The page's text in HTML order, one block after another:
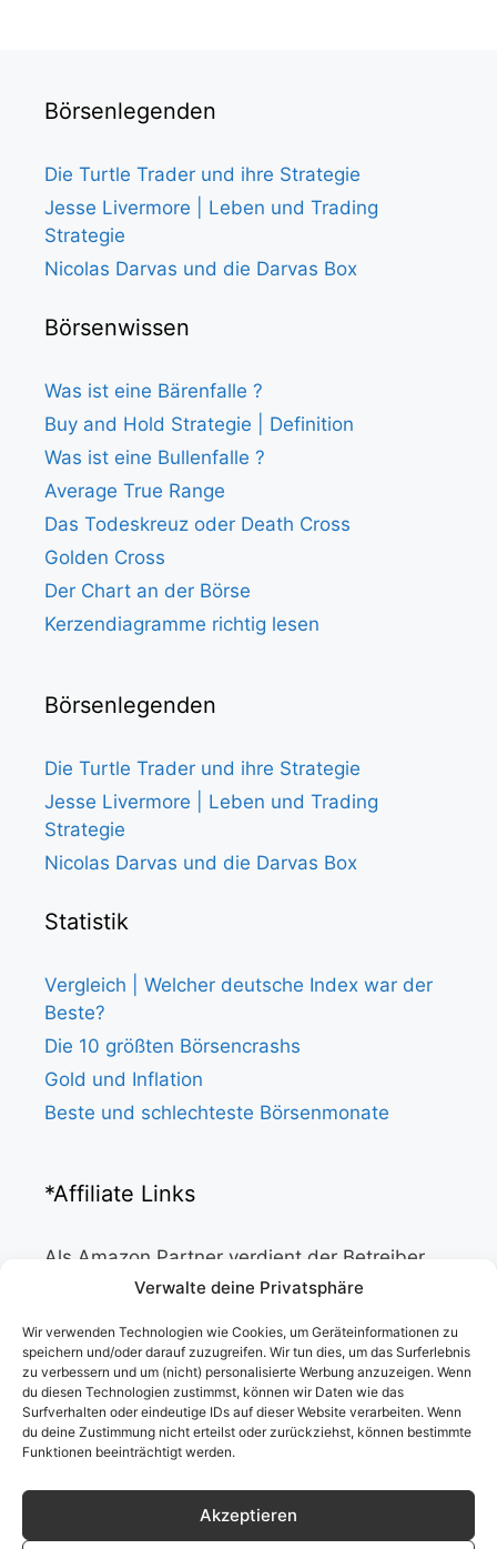
Verwalte deine Privatsphäre
Wir verwenden Technologien wie Cookies, um Geräteinformationen zu
speichern und/oder darauf zuzugreifen. Wir tun dies, um das Surferlebnis
zu verbessern und um (nicht) personalisierte Werbung anzuzeigen. Wenn
du diesen Technologien zustimmst, können wir Daten wie das
Surfverhalten oder eindeutige IDs auf dieser Website verarbeiten. Wenn
du deine Zustimmung nicht erteilst oder zurückziehst, können bestimmte
Funktionen beeinträchtigt werden.
Akzeptieren
Börsenlegenden
Die Turtle Trader und ihre Strategie
Jesse Livermore | Leben und Trading
Strategie
Nicolas Darvas und die Darvas Box
Börsenwissen
Was ist eine Bärenfalle ?
Buy and Hold Strategie | Definition
Was ist eine Bullenfalle ?
Average True Range
Das Todeskreuz oder Death Cross
Golden Cross
Der Chart an der Börse
Kerzendiagramme richtig lesen
Börsenlegenden
Die Turtle Trader und ihre Strategie
Jesse Livermore | Leben und Trading
Strategie
Nicolas Darvas und die Darvas Box
Statistik
Vergleich | Welcher deutsche Index war der
Beste?
Die 10 größten Börsencrashs
Gold und Inflation
Beste und schlechteste Börsenmonate
*Affiliate Links
Als Amazon Partner verdient der Betreiber
dieser Website an qualifizierten Verkäufen.
Info
Startseite
Datenschutzerklärung